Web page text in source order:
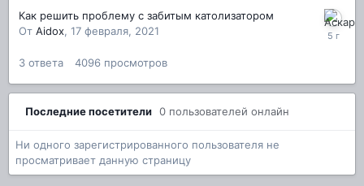
Как решить проблему с забитым католизатором
От Аidox, 17 февраля, 2021
3 ответа 4096 просмотров
Последние посетители 0 пользователей онлайн
Ни одного зарегистрированного пользователя не
просматривает данную страницу